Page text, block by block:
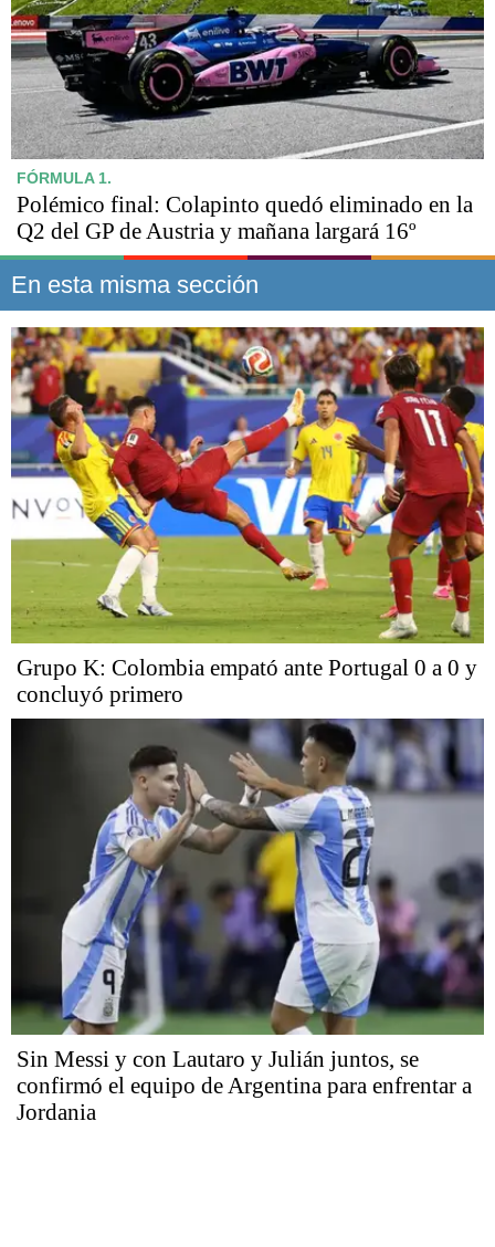
FÓRMULA 1.
Polémico final: Colapinto quedó eliminado en la
Q2 del GP de Austria y mañana largará 16º
En esta misma sección
Grupo K: Colombia empató ante Portugal 0 a 0 y
concluyó primero
Sin Messi y con Lautaro y Julián juntos, se
confirmó el equipo de Argentina para enfrentar a
Jordania